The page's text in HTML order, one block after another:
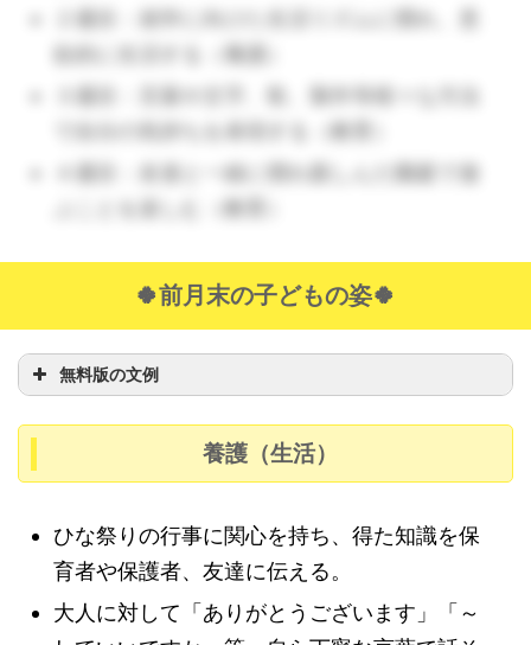
🍀前月末の子どもの姿🍀
無料版の文例
養護（生活）
ひな祭りの行事に関心を持ち、得た知識を保
育者や保護者、友達に伝える。
大人に対して「ありがとうございます」「～